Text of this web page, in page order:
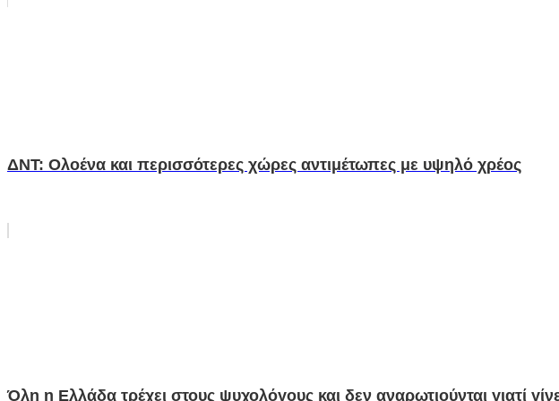
ΔΝΤ: Ολοένα και περισσότερες χώρες αντιμέτωπες με υψηλό χρέος
Όλη η Ελλάδα τρέχει στους ψυχολόγους και δεν αναρωτιούνται γιατί